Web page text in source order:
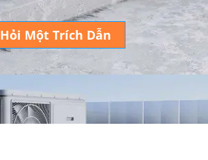
Hỏi Một Trích Dẫn